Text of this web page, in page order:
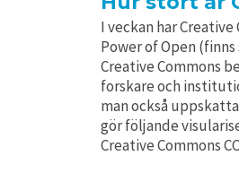
I veckan har
Power of Open
Creative Commons
forskare och
man också
gör följande
Creative Commons